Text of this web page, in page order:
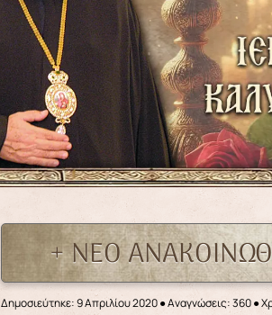
+ ΝΕΟ
Δημοσιεύτηκε: 9 Απριλίου 2020●Αναγνώσεις: 360●